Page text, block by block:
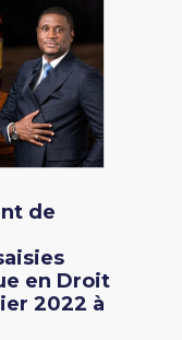
de
en Droit
2022 à